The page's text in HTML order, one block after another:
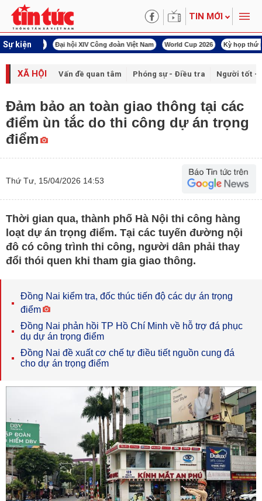
TIN MỚI
Sự kiện
ngày đêm Đại hội XIV Công đoàn Việt Nam World Cup 2026 Kỳ họp thứ
XÃ HỘI Vấn đề quan tâm Phóng sự - Điều tra Người tốt -
Đảm bảo an toàn giao thông tại các
điểm ùn tắc do thi công dự án trọng
điểm
Thứ Tư, 15/04/2026 14:53
Thời gian qua, thành phố Hà Nội thi công hàng
loạt dự án trọng điểm. Tại các tuyến đường nội
đô có công trình thi công, người dân phải thay
đổi thói quen khi tham gia giao thông.
Đồng Nai kiểm tra, đốc thúc tiến độ các dự án trọng
điểm
Đồng Nai phản hồi TP Hồ Chí Minh về hỗ trợ đá phục
dụ dự án trọng điểm
Đồng Nai đề xuất cơ chế tự điều tiết nguồn cung đá
cho dự án trọng điểm